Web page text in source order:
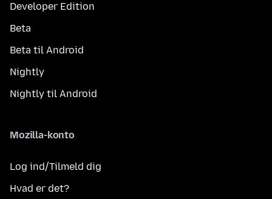
Developer Edition
Beta
Beta til Android
Nightly
Nightly til Android
Mozilla-konto
Log ind/Tilmeld dig
Hvad er det?